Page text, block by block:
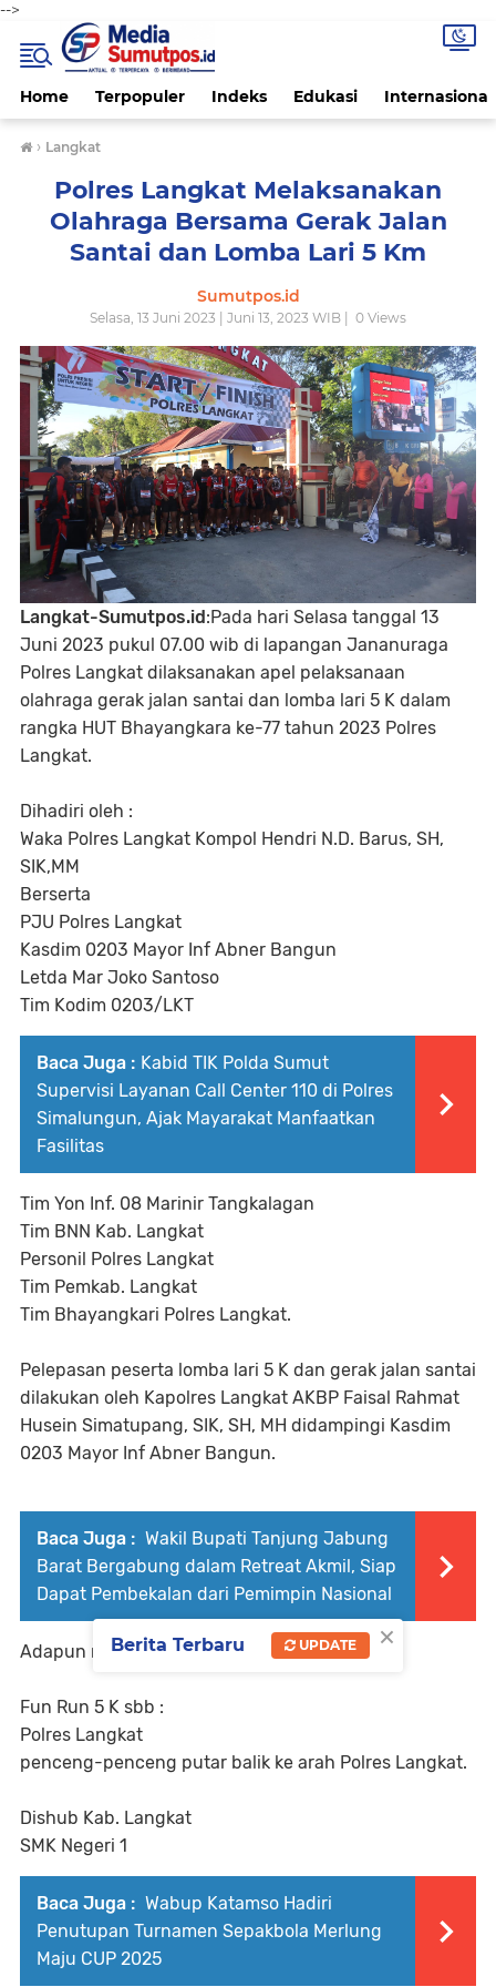
-->
Home Terpopuler Indeks Edukasi Internasional
› Langkat
Polres Langkat Melaksanakan
Olahraga Bersama Gerak Jalan
Santai dan Lomba Lari 5 Km
Sumutpos.id
Selasa, 13 Juni 2023 | Juni 13, 2023 WIB | 0 Views
Langkat-Sumutpos.id:Pada hari Selasa tanggal 13
Juni 2023 pukul 07.00 wib di lapangan Jananuraga
Polres Langkat dilaksanakan apel pelaksanaan
olahraga gerak jalan santai dan lomba lari 5 K dalam
rangka HUT Bhayangkara ke-77 tahun 2023 Polres
Langkat.
Dihadiri oleh :
Waka Polres Langkat Kompol Hendri N.D. Barus, SH,
SIK,MM
Berserta
PJU Polres Langkat
Kasdim 0203 Mayor Inf Abner Bangun
Letda Mar Joko Santoso
Tim Kodim 0203/LKT
Baca Juga : Kabid TIK Polda Sumut
Supervisi Layanan Call Center 110 di Polres
Simalungun, Ajak Mayarakat Manfaatkan
Fasilitas
Tim Yon Inf. 08 Marinir Tangkalagan
Tim BNN Kab. Langkat
Personil Polres Langkat
Tim Pemkab. Langkat
Tim Bhayangkari Polres Langkat.
Pelepasan peserta lomba lari 5 K dan gerak jalan santai
dilakukan oleh Kapolres Langkat AKBP Faisal Rahmat
Husein Simatupang, SIK, SH, MH didampingi Kasdim
0203 Mayor Inf Abner Bangun.
Baca Juga : Wakil Bupati Tanjung Jabung
Barat Bergabung dalam Retreat Akmil, Siap
Dapat Pembekalan dari Pemimpin Nasional
Adapun rute yang dilalui peserta sbb :
Fun Run 5 K sbb :
Polres Langkat
penceng-penceng putar balik ke arah Polres Langkat.
Dishub Kab. Langkat
SMK Negeri 1
Baca Juga : Wabup Katamso Hadiri
Penutupan Turnamen Sepakbola Merlung
Maju CUP 2025
×
Berita Terbaru UPDATE